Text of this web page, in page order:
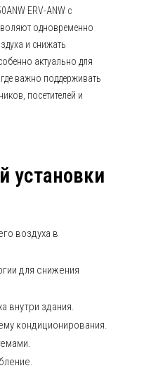
ERV-ANW с
одновременно
и снижать
актуально для
важно поддерживать
посетителей и
установки
воздуха в
для снижения
внутри здания.
кондиционирования.